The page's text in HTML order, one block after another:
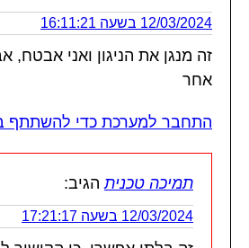
12/03/2024 בשעה 16:11:21
זה מנגן את הניגון ואני אבטח,
אחר
התחבר למערכת כדי להשתתף
תמיכה טכנית הגיב:
12/03/2024 בשעה 17:21:17